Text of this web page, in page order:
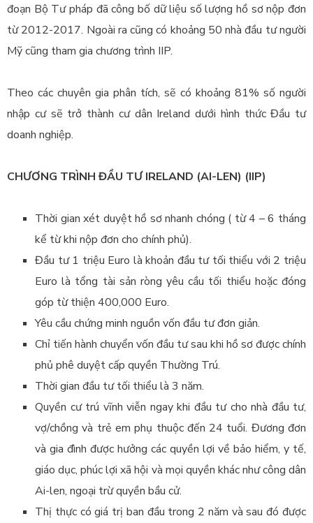
đoạn Bộ Tư pháp đã công bố dữ liệu số lượng hồ sơ nộp đơn
từ 2012-2017. Ngoài ra cũng có khoảng 50 nhà đầu tư người
Mỹ cũng tham gia chương trình IIP.
Theo các chuyên gia phân tích, sẽ có khoảng 81% số người
nhập cư sẽ trở thành cư dân Ireland dưới hình thức Đầu tư
doanh nghiệp.
CHƯƠNG TRÌNH ĐẦU TƯ IRELAND (AI-LEN) (IIP)
Thời gian xét duyệt hồ sơ nhanh chóng ( từ 4 – 6 tháng
kể từ khi nộp đơn cho chính phủ).
Đầu tư 1 triệu Euro là khoản đầu tư tối thiểu với 2 triệu
Euro là tổng tài sản ròng yêu cầu tối thiểu hoặc đóng
góp từ thiện 400,000 Euro.
Yêu cầu chứng minh nguồn vốn đầu tư đơn giản.
Chỉ tiến hành chuyển vốn đầu tư sau khi hồ sơ được chính
phủ phê duyệt cấp quyền Thường Trú.
Thời gian đầu tư tối thiểu là 3 năm.
Quyền cư trú vĩnh viễn ngay khi đầu tư cho nhà đầu tư,
vợ/chồng và trẻ em phụ thuộc đến 24 tuổi. Đương đơn
và gia đình được hưởng các quyền lợi về bảo hiểm, y tế,
giáo dục, phúc lợi xã hội và mọi quyền khác như công dân
Ai-len, ngoại trừ quyền bầu cử.
Thị thực có giá trị ban đầu trong 2 năm và sau đó được